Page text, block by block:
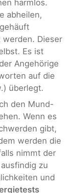
harmlos.
abheilen,
werden. Dieser
Es ist
Angehörige
auf die
überlegt.
den Mund-
Wenn es
gibt,
werden die
nimmt der
zu
und